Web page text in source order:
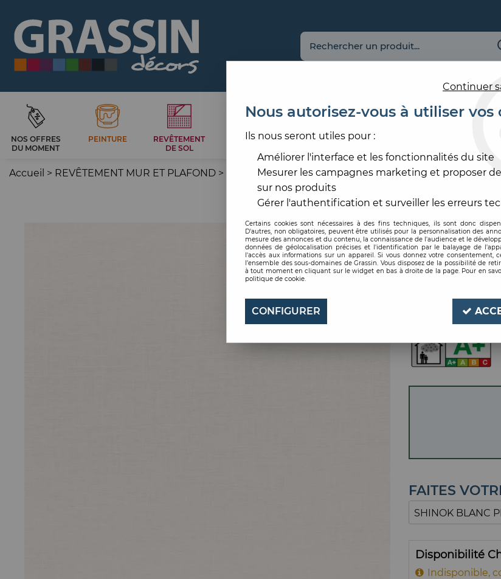
NOS OFFRES
DU MOMENT
PEINTURE
REVÊTEMENT
DE SOL
CARRELAGE
REVÊTEMENT
OUTILLAGE
Accueil > REVÊTEMENT MUR ET PLAFOND > PAPIER PEINT >PAPIER PEINT DÉCORATIF >PAPIER
CASAMANCE
Code produit :
PAPIER
Soyez le
FAITES
Disponibilité
Indisponible,
Continuer
Nous autorisez-vous à utiliser vos
Ils nous seront utiles pour :
Améliorer l'interface et les fonctionnalités du site
Mesurer les campagnes marketing et proposer
sur nos produits
Gérer l'authentification et surveiller les erreurs
Certains cookies sont nécessaires à des fins techniques, ils sont donc
D'autres, non obligatoires, peuvent être utilisés pour la personnalisation des
mesure des annonces et du contenu, la connaissance de l'audience et le
données de géolocalisation précises et l'identification par le balayage de
l'accès aux informations sur un appareil. Si vous donnez votre consentement,
l’ensemble des sous-domaines de Grassin. Vous disposez de la possibilité de
à tout moment en cliquant sur le widget en bas à droite de la page. Pour en
politique de cookie.
CONFIGURER